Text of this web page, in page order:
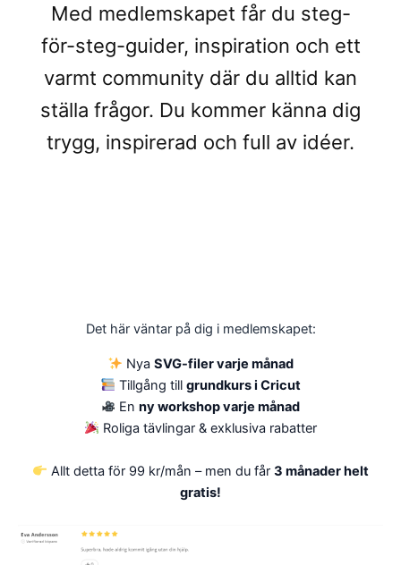
Med medlemskapet får du steg-
för-steg-guider, inspiration och ett
varmt community där du alltid kan
ställa frågor. Du kommer känna dig
trygg, inspirerad och full av idéer.
Det här väntar på dig i medlemskapet:
Nya SVG-filer varje månad
Tillgång till grundkurs i Cricut
Enny workshop varje månad
Roliga tävlingar & exklusiva rabatter
Allt detta för 99 kr/mån – men du får 3 månader helt
gratis!